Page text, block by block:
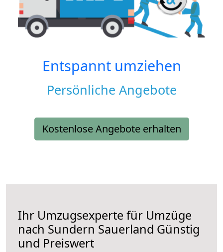
Entspannt umziehen
Persönliche Angebote
Kostenlose Angebote erhalten
Ihr Umzugsexperte für Umzüge
nach Sundern Sauerland Günstig
und Preiswert